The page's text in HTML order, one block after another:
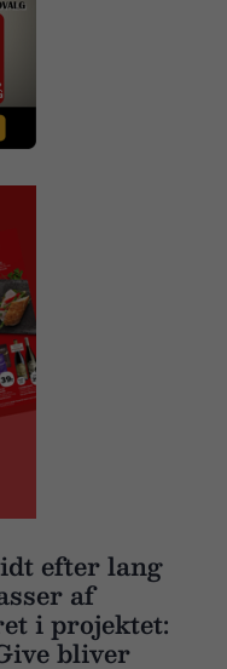
efter lang
af
i projektet:
bliver